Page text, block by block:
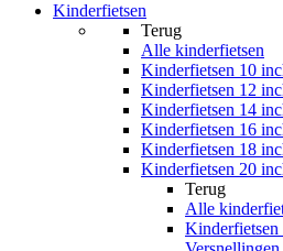
Kinderfietsen
Terug
Alle kinderfietsen
Kinderfietsen 10
Kinderfietsen 12
Kinderfietsen 14
Kinderfietsen 16
Kinderfietsen 18
Kinderfietsen 20
Terug
Alle
Kinderfietsen